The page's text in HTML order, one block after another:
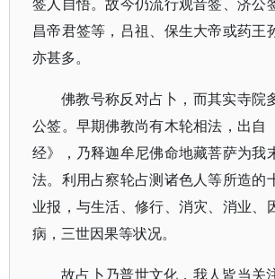
昌帝君签等，吕祖、保生大帝或药王
亦甚多。
佛教号称反对占卜，而其实寺院
公签。早期佛教尚有木轮相法，出自
经》，乃释迦牟尼佛命地藏菩萨为我
法。利用占察轮占测诸色人等所造的
业报，与生活、修行、消灾、消业、
病，三世因果等状况。
故占卜乃普世文化，我人皆当关